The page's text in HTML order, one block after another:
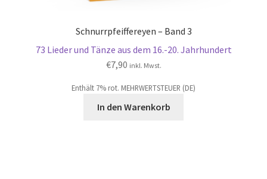
Schnurrpfeiffereyen – Band 3
73 Lieder und Tänze aus dem 16.-20. Jahrhundert
€7,90 inkl. Mwst.
Enthält 7% rot. MEHRWERTSTEUER (DE)
In den Warenkorb